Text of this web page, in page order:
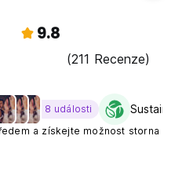
9.8
(211 Recenze)
8 události
a získejte možnost storna